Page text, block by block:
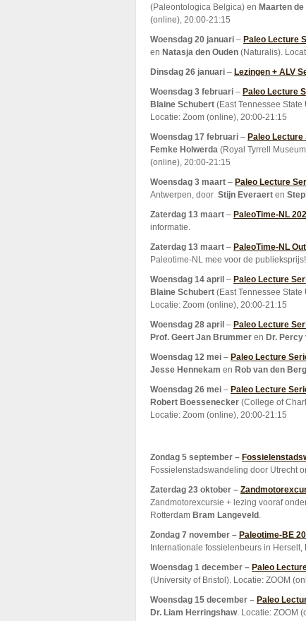
(Paleontologica Belgica) en Maarten
(online), 20:00-21:15
Woensdag 20 januari – Paleo Lecture
en Natasja den Ouden (Naturalis).
Dinsdag 26 januari – Lezingen + ALV
Woensdag 3 februari – Paleo Lecture
Blaine Schubert (East Tennessee State
Locatie: Zoom (online), 20:00-21:15
Woensdag 17 februari – Paleo
Femke Holwerda (Royal Tyrrell
(online), 20:00-21:15
Woensdag 3 maart – Paleo Lecture
Antwerpen, door Stijn Everaert en
Zaterdag 13 maart – PaleoTime-NL
informatie.
Zaterdag 13 maart – PaleoTime-NL
Paleotime-NL mee voor de publieksprijs!
Woensdag 14 april – Paleo Lecture
Blaine Schubert (East Tennessee State
Locatie: Zoom (online), 20:00-21:15
Woensdag 28 april – Paleo Lecture
Prof. Geert Jan Brummer en Dr.
Woensdag 12 mei – Paleo Lecture
Jesse Hennekam en Rob van den Berg
Woensdag 26 mei – Paleo Lecture
Robert Boessenecker (College of
Locatie: Zoom (online), 20:00-21:15
Zondag 5 september –
Fossielenstadswandeling door Utrecht
Zaterdag 23 oktober –
Zandmotorexcursie + lezing vooraf
Rotterdam Bram Langeveld .
Zondag 7 november – Paleotime-BE
Internationale fossielenbeurs in Herselt,
Woensdag 1 december – Paleo
(University of Bristol). Locatie: ZOOM
Woensdag 15 december – Paleo
Dr. Liam Herringshaw. Locatie: ZOOM